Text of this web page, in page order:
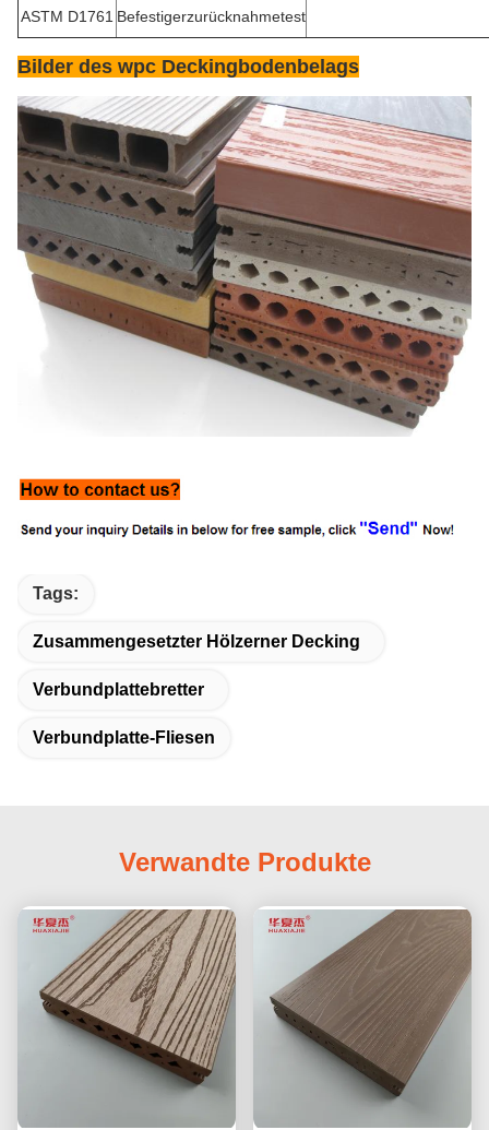
ASTM D1761 Befestigerzurücknahmetest
Bilder des wpc Deckingbodenbelags
Tags:
Zusammengesetzter Hölzerner Decking
Verbundplattebretter
Verbundplatte-Fliesen
Verwandte Produkte